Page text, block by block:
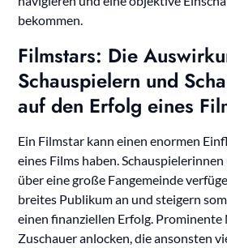
bekommen.
Filmstars: Die
Schauspielern und
auf den Erfolg eines
Ein Filmstar kann einen enormen
eines Films haben.
über eine große Fangemeinde
breites Publikum an und steigern
einen finanziellen Erfolg. Prominente
Zuschauer anlocken, die ansonsten